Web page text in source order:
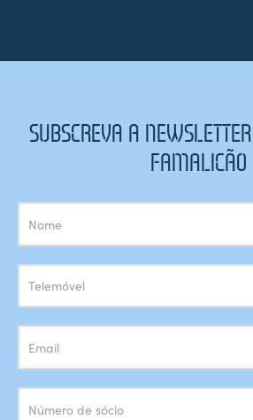
SUBSCREVA A
FAMALICÃO
Subscrição
Newsletter